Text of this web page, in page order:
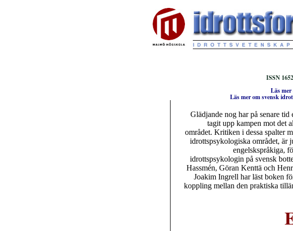
ISSN
Läs
Läs mer om svensk
Glädjande nog har på senare
tagit upp kampen mot det
området. Kritiken i dessa spalter
idrottspsykologiska området, är
engelskspråkiga,
idrottspsykologin på svensk
Hassmén, Göran Kenttä och
Joakim Ingrell har läst boken
koppling mellan den praktiska